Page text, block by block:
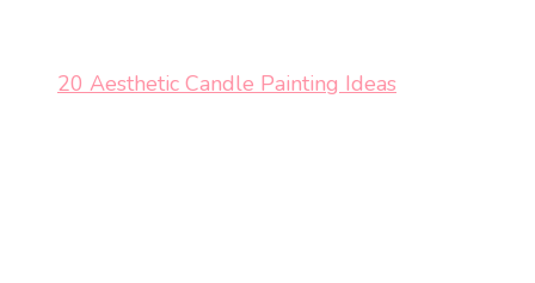
20 Aesthetic Candle Painting Ideas